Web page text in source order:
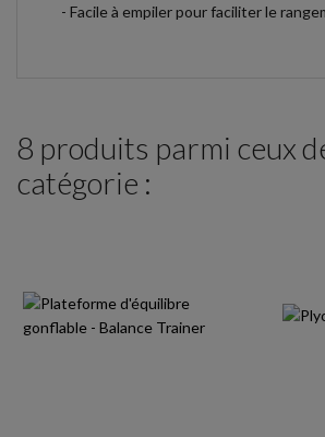
- Facile à empiler pour faciliter le
8 produits parmi ceux
catégorie :